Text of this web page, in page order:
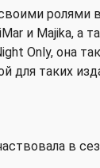
ролями
и Majika, а
Only, она
для таких
в